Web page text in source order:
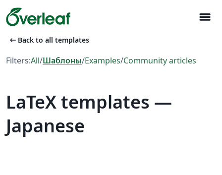
menu
arrow_left_alt Back to all templates
Filters:All/Шаблоны/Examples/Community articles
LaTeX templates —
Japanese